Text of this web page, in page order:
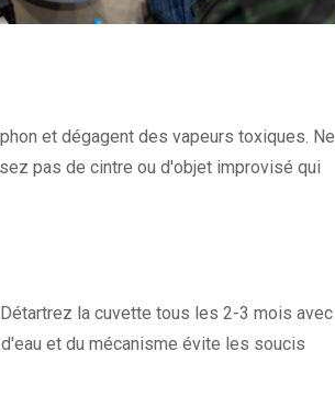
et dégagent des vapeurs toxiques. Ne
pas de cintre ou d'objet improvisé qui
la cuvette tous les 2-3 mois avec
et du mécanisme évite les soucis